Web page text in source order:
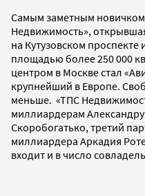
Самым заметным новичком
Недвижимость»,
на Кутузовском
площадью более 250 000
центром в Москве стал
крупнейший в Европе.
меньше. «ТПС
миллиардерам
Скоробогатько, третий
миллиардера Аркадия
входит и в число